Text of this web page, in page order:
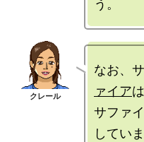
なお、
ァイアは
サファ
していま